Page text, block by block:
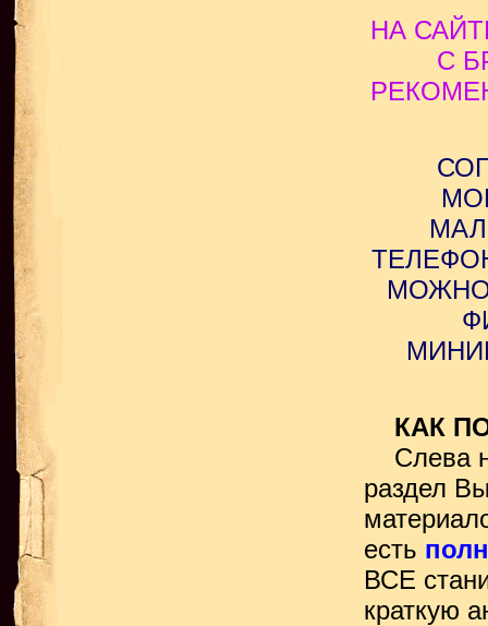
НА
С
КАК
Слева
раздел
есть
ВСЕ
краткую